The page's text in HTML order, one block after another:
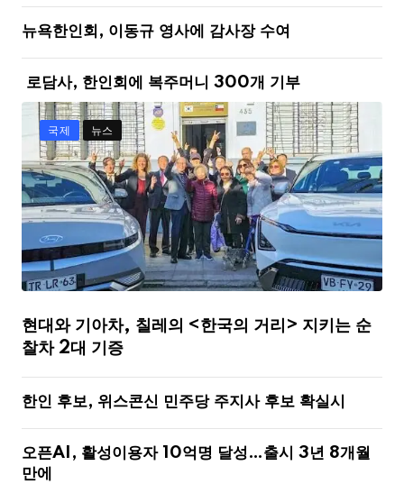
뉴욕한인회, 이동규 영사에 감사장 수여
로담사, 한인회에 복주머니 300개 기부
국제 뉴스
현대와 기아차, 칠레의 <한국의 거리> 지키는 순
찰차 2대 기증
한인 후보, 위스콘신 민주당 주지사 후보 확실시
오픈AI, 활성이용자 10억명 달성…출시 3년 8개월
만에